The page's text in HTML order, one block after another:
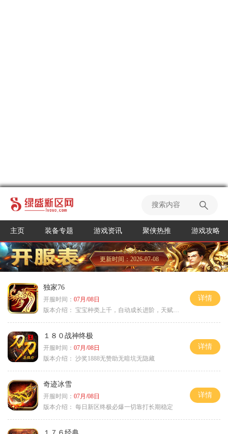
主页 装备专题 游戏资讯 聚侠热推 游戏攻略
更新时间：2026-07-08
独家76
开服时间： 07月/08日
版本介绍： 宝宝种类上千，自动成长进阶，天赋培养
详情
１８０战神终极
开服时间： 07月/08日
版本介绍： 沙奖1888无赞助无暗坑无隐藏
详情
奇迹冰雪
开服时间： 07月/08日
版本介绍： 每日新区终极必爆一切靠打长期稳定
详情